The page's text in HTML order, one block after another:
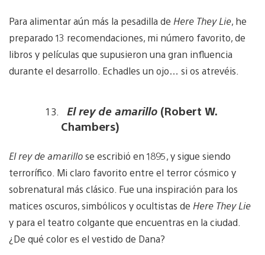
Para alimentar aún más la pesadilla de Here They Lie, he
preparado 13 recomendaciones, mi número favorito, de
libros y películas que supusieron una gran influencia
durante el desarrollo. Echadles un ojo… si os atrevéis.
El rey de amarillo (Robert W.
Chambers)
El rey de amarillose escribió en 1895, y sigue siendo
terrorífico. Mi claro favorito entre el terror cósmico y
sobrenatural más clásico. Fue una inspiración para los
matices oscuros, simbólicos y ocultistas de Here They Lie
y para el teatro colgante que encuentras en la ciudad.
¿De qué color es el vestido de Dana?